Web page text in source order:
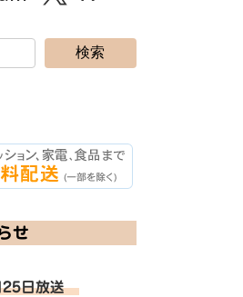
検索
せ
日放送